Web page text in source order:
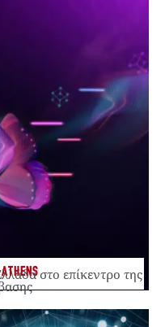
στο επίκεντρο της